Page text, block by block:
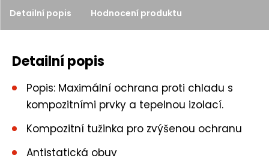
e
t
Detailní popis Hodnocení produktu
Detailní popis
Popis: Maximální ochrana proti chladu s
kompozitními prvky a tepelnou izolací.
Kompozitní tužinka pro zvýšenou ochranu
Antistatická obuv